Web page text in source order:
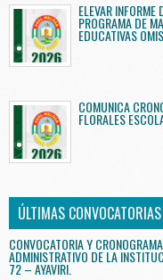
ELEVAR
PROGRAMA DE
EDUCATIVAS
COMUNICA
FLORALES
ÚLTIMAS
CONVOCATORIA Y
ADMINISTRATIVO DE LA
72 – AYAVIRI.